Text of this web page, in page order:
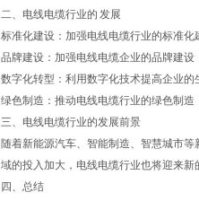
二、电线电缆行业的 发展
标准化建设：加强电线电缆行业的标准
品牌建设：加强电线电缆企业的品牌建
数字化转型：利用数字化技术提高企业
绿色制造：推动电线电缆行业的绿色制
三、电线电缆行业的发展前景
随着新能源汽车、智能制造、智慧城市
域的投入加大，电线电缆行业也将迎来新
四、总结